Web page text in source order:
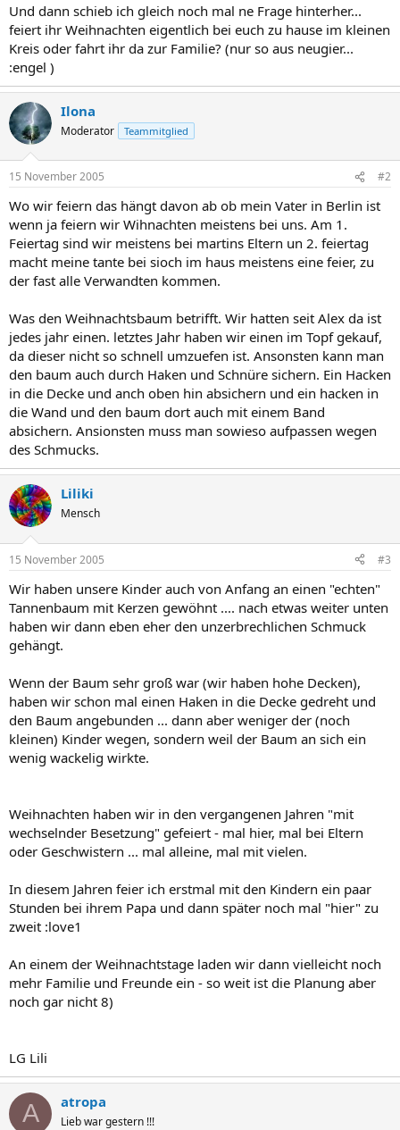
Und dann schieb ich gleich noch mal ne Frage hinterher...
feiert ihr Weihnachten eigentlich bei euch zu hause im kleinen
Kreis oder fahrt ihr da zur Familie? (nur so aus neugier...
:engel )
Ilona
Moderator Teammitglied
15 November 2005 #2
Wo wir feiern das hängt davon ab ob mein Vater in Berlin ist
wenn ja feiern wir Wihnachten meistens bei uns. Am 1.
Feiertag sind wir meistens bei martins Eltern un 2. feiertag
macht meine tante bei sioch im haus meistens eine feier, zu
der fast alle Verwandten kommen.
Was den Weihnachtsbaum betrifft. Wir hatten seit Alex da ist
jedes jahr einen. letztes Jahr haben wir einen im Topf gekauf,
da dieser nicht so schnell umzuefen ist. Ansonsten kann man
den baum auch durch Haken und Schnüre sichern. Ein Hacken
in die Decke und anch oben hin absichern und ein hacken in
die Wand und den baum dort auch mit einem Band
absichern. Ansionsten muss man sowieso aufpassen wegen
des Schmucks.
Liliki
Mensch
15 November 2005 #3
Wir haben unsere Kinder auch von Anfang an einen "echten"
Tannenbaum mit Kerzen gewöhnt .... nach etwas weiter unten
haben wir dann eben eher den unzerbrechlichen Schmuck
gehängt.
Wenn der Baum sehr groß war (wir haben hohe Decken),
haben wir schon mal einen Haken in die Decke gedreht und
den Baum angebunden ... dann aber weniger der (noch
kleinen) Kinder wegen, sondern weil der Baum an sich ein
wenig wackelig wirkte.
Weihnachten haben wir in den vergangenen Jahren "mit
wechselnder Besetzung" gefeiert - mal hier, mal bei Eltern
oder Geschwistern ... mal alleine, mal mit vielen.
In diesem Jahren feier ich erstmal mit den Kindern ein paar
Stunden bei ihrem Papa und dann später noch mal "hier" zu
zweit :love1
An einem der Weihnachtstage laden wir dann vielleicht noch
mehr Familie und Freunde ein - so weit ist die Planung aber
noch gar nicht 8)
LG Lili
A atropa
Lieb war gestern !!!